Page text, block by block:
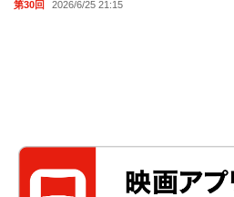
第30回 2026/6/25 21:15